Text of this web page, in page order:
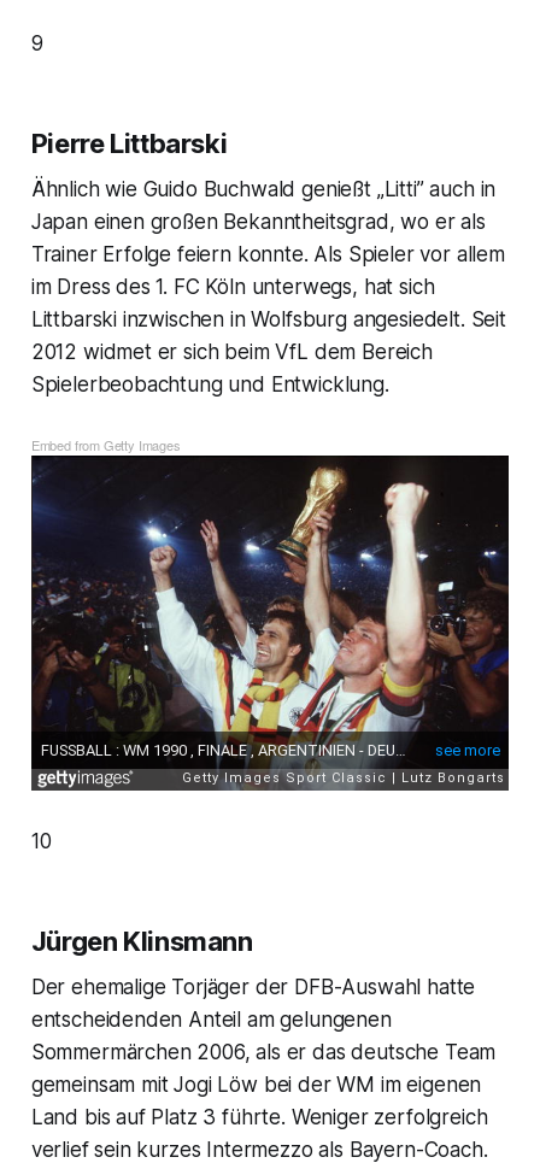
9
Pierre Littbarski
Ähnlich wie Guido Buchwald genießt „Litti” auch in
Japan einen großen Bekanntheitsgrad, wo er als
Trainer Erfolge feiern konnte. Als Spieler vor allem
im Dress des 1. FC Köln unterwegs, hat sich
Littbarski inzwischen in Wolfsburg angesiedelt. Seit
2012 widmet er sich beim VfL dem Bereich
Spielerbeobachtung und Entwicklung.
Embed from Getty Images
10
Jürgen Klinsmann
Der ehemalige Torjäger der DFB-Auswahl hatte
entscheidenden Anteil am gelungenen
Sommermärchen 2006, als er das deutsche Team
gemeinsam mit Jogi Löw bei der WM im eigenen
Land bis auf Platz 3 führte. Weniger zerfolgreich
verlief sein kurzes Intermezzo als Bayern-Coach.